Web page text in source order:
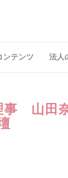
ンテンツ 法⼈
事 山田